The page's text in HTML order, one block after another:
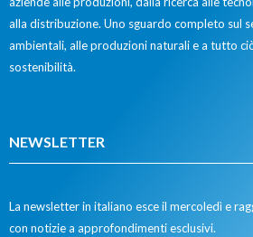
alla distribuzione. Uno sguardo completo sul
ambientali, alle produzioni naturali e a tutto
sostenibilità.
NEWSLETTER
La newsletter in italiano esce il mercoledì e
con notizie a approfondimenti esclusivi.